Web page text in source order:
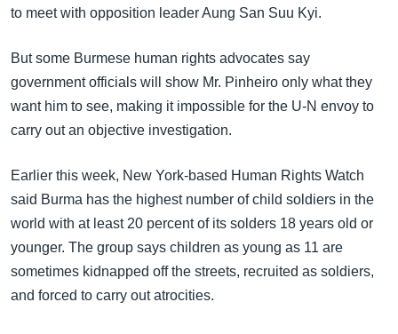
ကြည့်
ရှာဖွေ
ရန်
နေရာ
သို့
ရန်
to meet with opposition leader Aung San Suu Kyi.
But some Burmese human rights advocates say
government officials will show Mr. Pinheiro only what they
want him to see, making it impossible for the U-N envoy to
carry out an objective investigation.
Earlier this week, New York-based Human Rights Watch
said Burma has the highest number of child soldiers in the
world with at least 20 percent of its solders 18 years old or
younger. The group says children as young as 11 are
sometimes kidnapped off the streets, recruited as soldiers,
and forced to carry out atrocities.